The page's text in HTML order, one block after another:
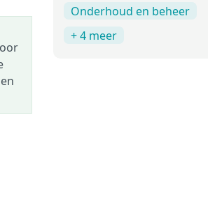
Onderhoud en beheer
+ 4 meer